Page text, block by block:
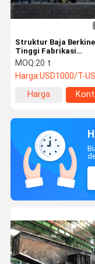
Struktur Baja
Tinggi Fabrikasi
Konstruksi ASTM
Cuaca
MOQ:20 t
Harga:USD1000/T-
Harga